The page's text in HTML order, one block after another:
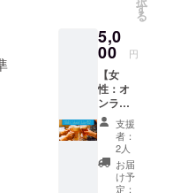
や事業
計画の
ことに
ついて
もお話
しでき
ます。
お電話
のタイ
ミング
につい
ありが
ざいま
す！ ク
ラウド
ファン
ディン
グの終
了後に
は心を
込めた
お礼の
メール
を送ら
す
る
5,0
00 円
【女
性：オ
ンライ
ン/オフ
ライン
両用街
コン参
加チ
ケット2
支援
者：
2人
お届
け予
定：